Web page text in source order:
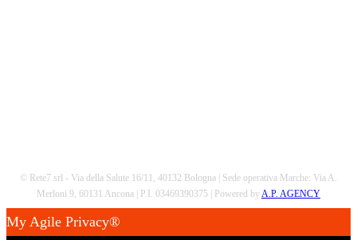
© Rete7 srl - Via della Salute 16/11, 40132 Bologna | Sede operativa Marche: Via A.
Merloni 9, 60131 Ancona | P.I. 03469390375 | Powered by A.P. AGENCY
My Agile Privacy®